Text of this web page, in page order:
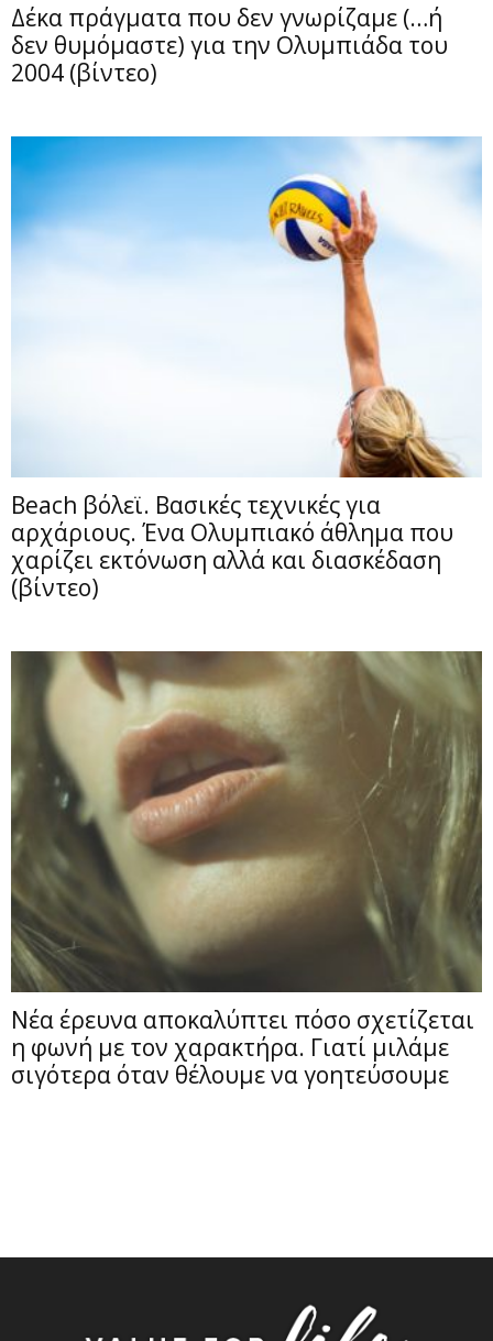
Δέκα πράγματα που δεν γνωρίζαμε (…ή
δεν θυμόμαστε) για την Ολυμπιάδα του
2004 (βίντεο)
Beach βόλεϊ. Βασικές τεχνικές για
αρχάριους. Ένα Ολυμπιακό άθλημα που
χαρίζει εκτόνωση αλλά και διασκέδαση
(βίντεο)
Νέα έρευνα αποκαλύπτει πόσο σχετίζεται
η φωνή με τον χαρακτήρα. Γιατί μιλάμε
σιγότερα όταν θέλουμε να γοητεύσουμε